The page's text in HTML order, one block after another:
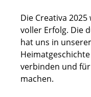
Die Creativa
voller Erfolg. Die
hat uns in
verbinden und
machen.